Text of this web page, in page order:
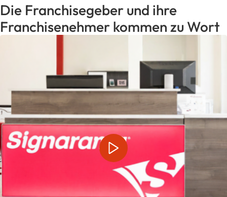
Die Franchisegeber und ihre
Franchisenehmer kommen zu Wort